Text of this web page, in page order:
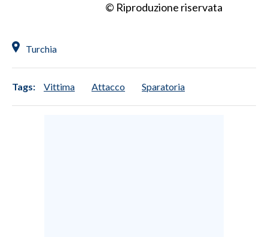
3 MINUTI CON
© Riproduzione riservata
Turchia
Tags: Vittima Attacco Sparatoria